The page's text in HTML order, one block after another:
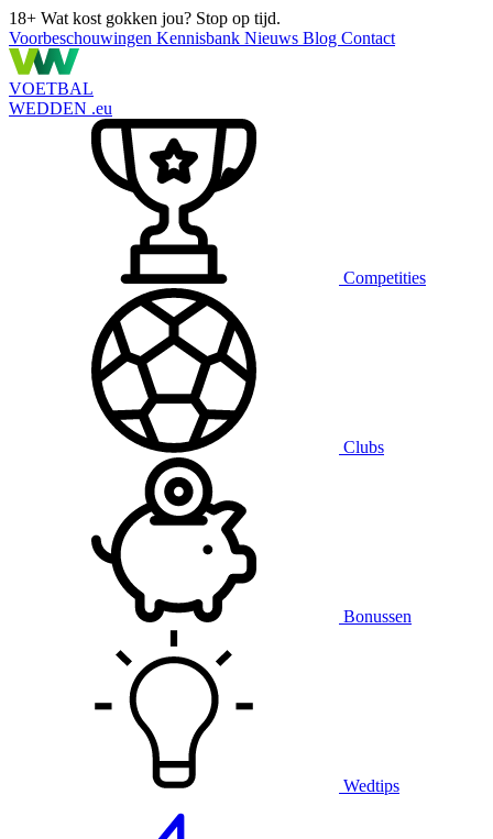
18+ Wat kost gokken jou? Stop op tijd.
Voorbeschouwingen Kennisbank Nieuws Blog Contact
VOETBAL
WEDDEN .eu
Competities
Clubs
Bonussen
Wedtips